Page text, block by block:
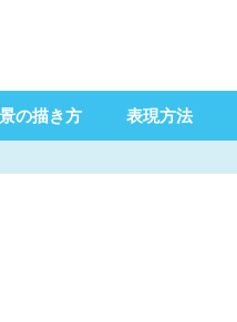
の描き方 表現方法